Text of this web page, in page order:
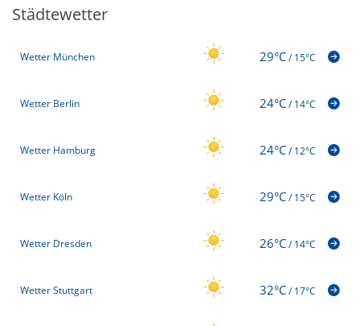
Städtewetter
Wetter München 29°C/15°C
Wetter Berlin 24°C/14°C
Wetter Hamburg 24°C/12°C
Wetter Köln 29°C/15°C
Wetter Dresden 26°C/14°C
Wetter Stuttgart 32°C/17°C